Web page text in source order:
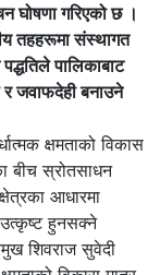
घोषणा गरिएको छ ।
तहहरूमा संस्थागत
पालिकाबाट
र जवाफदेही बनाउने
क्षमताको विकास
बीच स्रोतसाधन
आधारमा
उत्कृष्ट हुनसक्ने
शिवराज सुवेदी